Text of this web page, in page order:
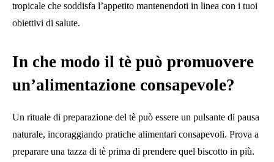
tropicale che soddisfa l’appetito mantenendoti in linea con i tuoi
obiettivi di salute.
In che modo il tè può promuovere
un’alimentazione consapevole?
Un rituale di preparazione del tè può essere un pulsante di pausa
naturale, incoraggiando pratiche alimentari consapevoli. Prova a
preparare una tazza di tè prima di prendere quel biscotto in più.